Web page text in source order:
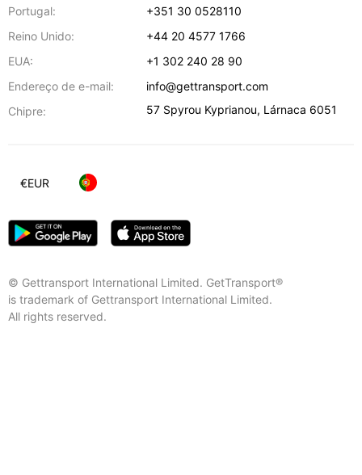
Portugal:
+351 30 0528110
Reino Unido:
+44 20 4577 1766
EUA:
+1 302 240 28 90
Endereço de e-mail:
info@gettransport.com
Chipre:
57 Spyrou Kyprianou, Lárnaca 6051
© Gettransport International Limited. GetTransport®
is trademark of Gettransport International Limited.
All rights reserved.
€EUR